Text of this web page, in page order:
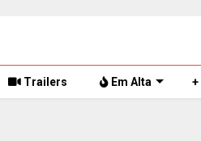
Trailers Em Alta +